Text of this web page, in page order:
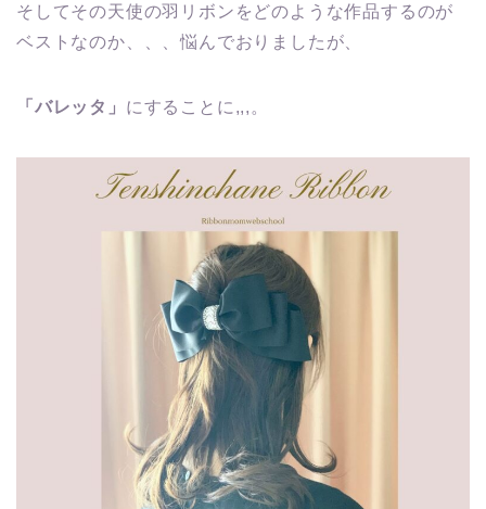
そしてその天使の羽リボンをどのような作品するのが
ベストなのか、、、悩んでおりましたが、
「バレッタ」 にすることに,,,。